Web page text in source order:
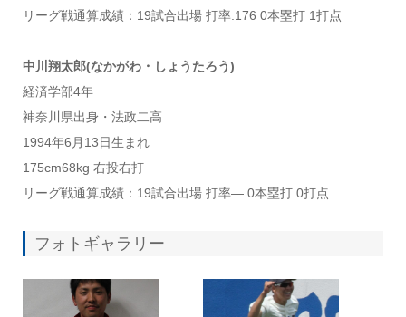
リーグ戦通算成績：19試合出場 打率.176 0本塁打 1打点
中川翔太郎(なかがわ・しょうたろう)
経済学部4年
神奈川県出身・法政二高
1994年6月13日生まれ
175cm68kg 右投右打
リーグ戦通算成績：19試合出場 打率— 0本塁打 0打点
フォトギャラリー